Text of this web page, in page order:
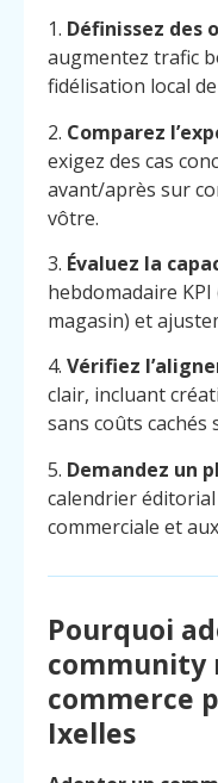
1. Définissez des
augmentez trafic
fidélisation local
2. Comparez
exigez des cas
avant/après sur
vôtre.
3. Évaluez la
hebdomadaire
magasin) et
4. Vérifiez
clair, incluant
sans coûts cachés
5. Demandez un
calendrier
commerciale et
Pourquoi
community
commerce
Ixelles